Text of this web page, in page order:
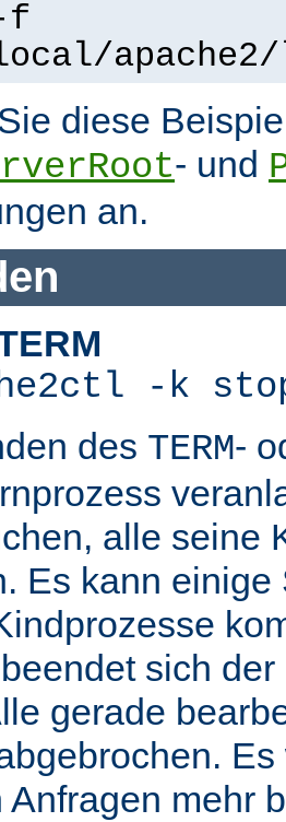
f
diese
- und
an.
-k
des TERM-
alle seine
Es kann
sich
gerade
Anfragen mehr